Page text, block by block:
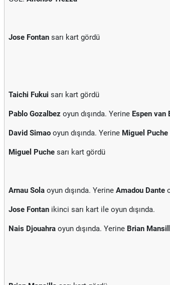
Jose Fontan sarı kart gördü
Taichi Fukui sarı kart gördü
Pablo Gozalbez oyun dışında. Yerine Espen van
David Simao oyun dışında. Yerine Miguel Puche
Miguel Puche sarı kart gördü
Arnau Sola oyun dışında. Yerine Amadou Dante
Jose Fontan ikinci sarı kart ile oyun dışında.
Nais Djouahra oyun dışında. Yerine Brian